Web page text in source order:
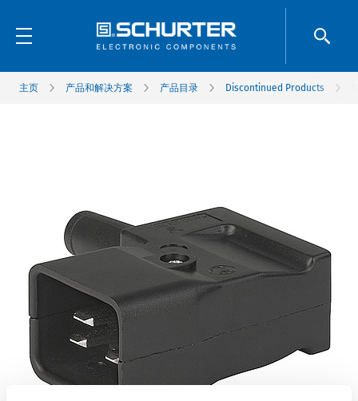
主页 产品和解决方案 产品目录 Discontinued Products